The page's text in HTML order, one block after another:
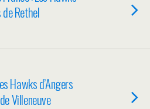
de Rethel
Hawks d’Angers
Villeneuve